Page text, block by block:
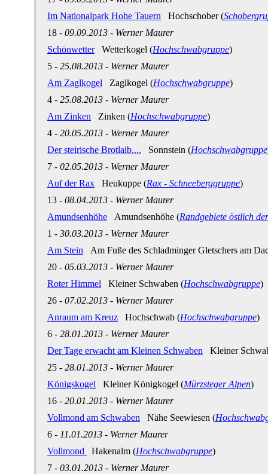
Im Nationalpark Hohe Tauern Hochschober (
18 - 09.09.2013 - Werner Maurer
SchönwetterWetterkogel (Hochschwabgruppe)
5 - 25.08.2013 - Werner Maurer
Am Zaglkogel Zaglkogel (Hochschwabgruppe)
4 - 25.08.2013 - Werner Maurer
Am Zinken Zinken (Hochschwabgruppe)
4 - 20.05.2013 - Werner Maurer
Der steirische Brotlaib.... Sonnstein (Hochschwabgruppe
7 - 02.05.2013 - Werner Maurer
Auf der Rax Heukuppe (Rax - Schneeberggruppe)
13 - 08.04.2013 - Werner Maurer
Amundsenhöhe Amundsenhöhe (Randgebiete östlich
1 - 30.03.2013 - Werner Maurer
Am Stein Am Fuße des Schladminger Gletschers am
20 - 05.03.2013 - Werner Maurer
Roter Himmel Kleiner Schwaben (Hochschwabgruppe)
26 - 07.02.2013 - Werner Maurer
Anraum am Kreuz Hochschwab (Hochschwabgruppe)
6 - 28.01.2013 - Werner Maurer
Der Tage erwacht am Kleinen Schwaben Kleiner
25 - 28.01.2013 - Werner Maurer
Königskogel Kleiner Königkogel (Mürzsteger Alpen)
16 - 20.01.2013 - Werner Maurer
Vollmond am Schwaben Nähe Seewiesen (
6 - 11.01.2013 - Werner Maurer
Vollmond
Hakenalm (Hochschwabgruppe)
7 - 03.01.2013 - Werner Maurer